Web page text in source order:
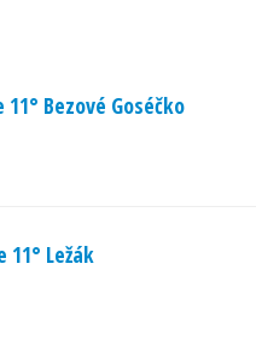
Bezové Goséčko
11° Ležák